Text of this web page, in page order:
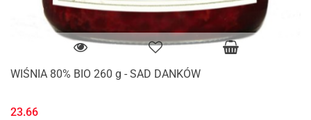
WIŚNIA 80% BIO 260 g - SAD DANKÓW
23.66